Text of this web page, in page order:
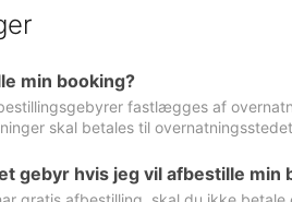
min booking?
fastlægges af
skal betales til
gebyr hvis jeg vil afbestille min